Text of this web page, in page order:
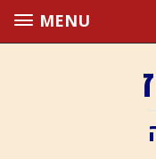
MENU